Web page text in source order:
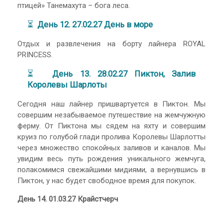
птицей» Танемахута – бога леса.
⏳ День 12. 27.02.27 День в море
Отдых и развлечения на борту лайнера ROYAL
PRINCESS.
⏳День 13. 28.02.27 Пиктон, Залив
Королевы Шарлоты
Сегодня наш лайнер пришвартуется в Пиктон. Мы
совершим незабываемое путешествие на жемчужную
ферму. От Пиктона мы сядем на яхту и совершим
круиз по голубой глади пролива Королевы Шарлотты
через множество спокойных заливов и каналов. Мы
увидим весь путь рождения уникального жемчуга,
полакомимся свежайшими мидиями, а вернувшись в
Пиктон, у нас будет свободное время для покупок.
День 14. 01.03.27 Крайстчерч